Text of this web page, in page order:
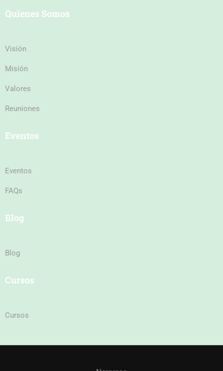
Quienes Somos
Visión
Misión
Valores
Reuniones
Eventos
Eventos
FAQs
Blog
Blog
Cursos
Cursos